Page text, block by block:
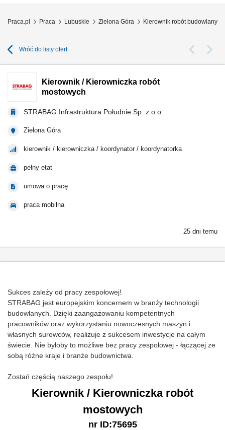
Praca.pl Praca Lubuskie Zielona Góra Kierownik robót
Wróć do listy ofert
Kierownik / Kierowniczka robót
mostowych
STRABAG Infrastruktura Południe Sp. z o.o.
Zielona Góra
kierownik / kierowniczka / koordynator / koordynatorka
pełny etat
umowa o pracę
praca mobilna
25 dni temu
Sukces zależy od pracy zespołowej!
STRABAG jest europejskim koncernem w branży technologii
budowlanych. Dzięki zaangażowaniu kompetentnych
pracowników oraz wykorzystaniu nowoczesnych maszyn i
własnych surowców, realizuje z sukcesem inwestycje na całym
świecie. Nie byłoby to możliwe bez pracy zespołowej - łączącej ze
sobą różne kraje i branże budownictwa.
Zostań częścią naszego zespołu!
Kierownik / Kierowniczka robót
mostowych
nr ID:75695